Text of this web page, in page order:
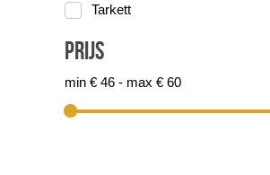
Tarkett
Prijs
min € 46 - max € 60